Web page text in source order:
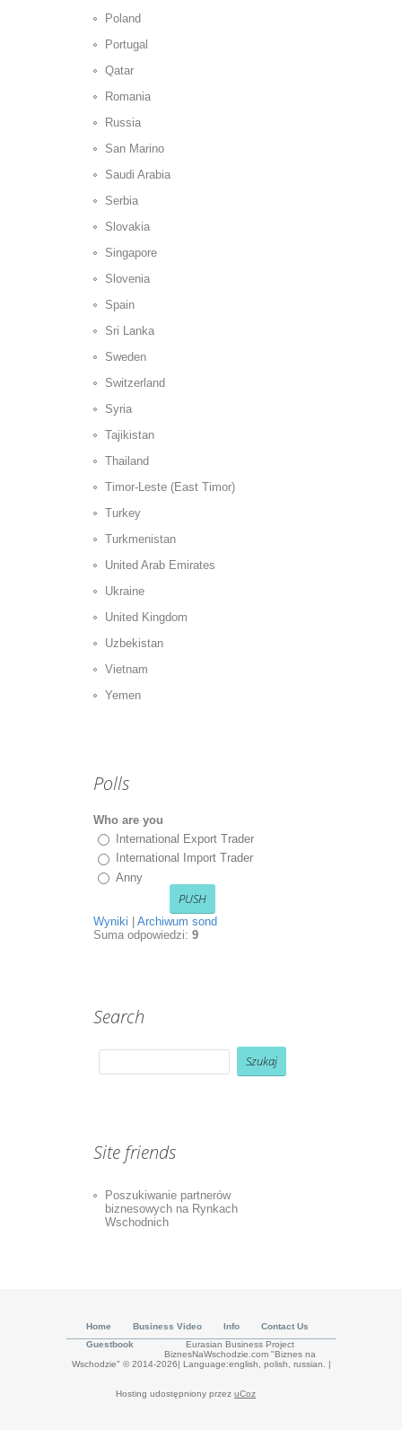
Poland
Portugal
Qatar
Romania
Russia
San Marino
Saudi Arabia
Serbia
Slovakia
Singapore
Slovenia
Spain
Sri Lanka
Sweden
Switzerland
Syria
Tajikistan
Thailand
Timor-Leste (East Timor)
Turkey
Turkmenistan
United Arab Emirates
Ukraine
United Kingdom
Uzbekistan
Vietnam
Yemen
Polls
Who are you
International Export Trader
International Import Trader
Anny
Wyniki
Archiwum sond
Suma odpowiedzi: 9
Search
Site friends
Poszukiwanie partnerów
biznesowych na Rynkach
Wschodnich
Home Business Video Info
Contact Us
Guestbook
Eurasian Business Project
BiznesNaWschodzie.com "Biznes na
Wschodzie" © 2014-2026| Language:english, polish, russian.
|
Hosting udostępniony przez uCoz